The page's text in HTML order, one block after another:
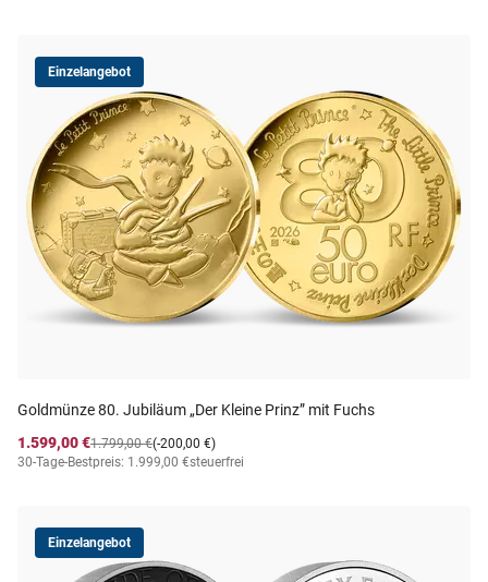
Einzelangebot
Goldmünze 80. Jubiläum „Der Kleine Prinz” mit Fuchs
1.599,00 €
(-200,00 €)
1.799,00 €
30-Tage-Bestpreis: 1.999,00 €steuerfrei
Einzelangebot